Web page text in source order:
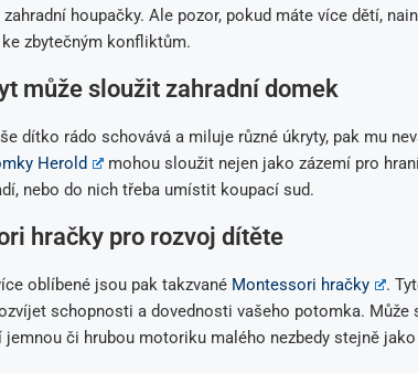
houpačky. Ale pozor, pokud máte více dětí,
zbytečným konfliktům.
může sloužit zahradní domek
dítko rádo schovává a miluje různé úkryty, pak mu
Herold
mohou sloužit nejen jako zázemí pro
nebo do nich třeba umístit koupací sud.
hračky pro rozvoj dítěte
oblíbené jsou pak takzvané Montessori hračky
.
schopnosti a dovednosti vašeho potomka. Může
jemnou či hrubou motoriku malého nezbedy stejně